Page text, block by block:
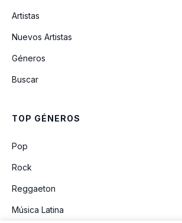
Artistas
Nuevos Artistas
Géneros
Buscar
TOP GÉNEROS
Pop
Rock
Reggaeton
Música Latina